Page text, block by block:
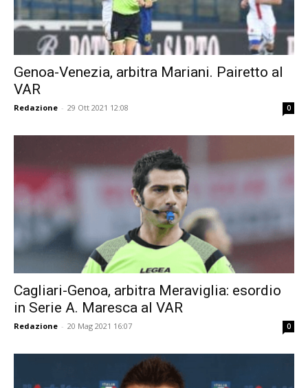
Genoa-Venezia, arbitra Mariani. Pairetto al
VAR
Redazione - 29 Ott 2021 12:08 0
Cagliari-Genoa, arbitra Meraviglia: esordio
in Serie A. Maresca al VAR
Redazione - 20 Mag 2021 16:07 0